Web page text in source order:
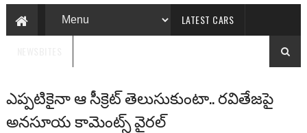
LATEST CARS
ఎప్పటికైనా ఆ సీక్రెట్ తెలుసుకుంటా.. రవితేజపై
అనసూయ కామెంట్స్ వైరల్